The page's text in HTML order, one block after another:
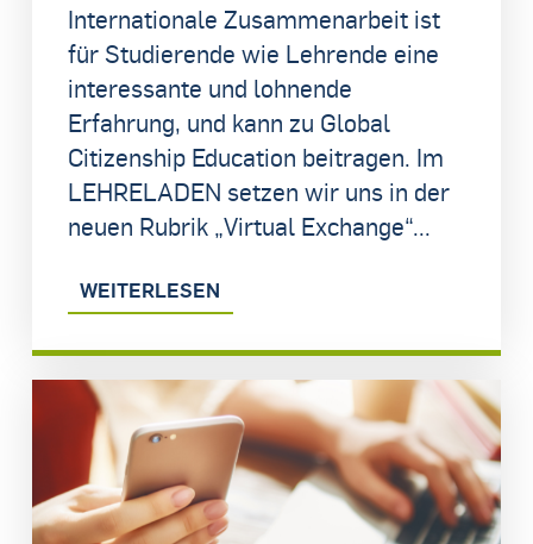
Internationale Zusammenarbeit ist
für Studierende wie Lehrende eine
interessante und lohnende
Erfahrung, und kann zu Global
Citizenship Education beitragen. Im
LEHRELADEN setzen wir uns in der
neuen Rubrik „Virtual Exchange“...
WEITERLESEN